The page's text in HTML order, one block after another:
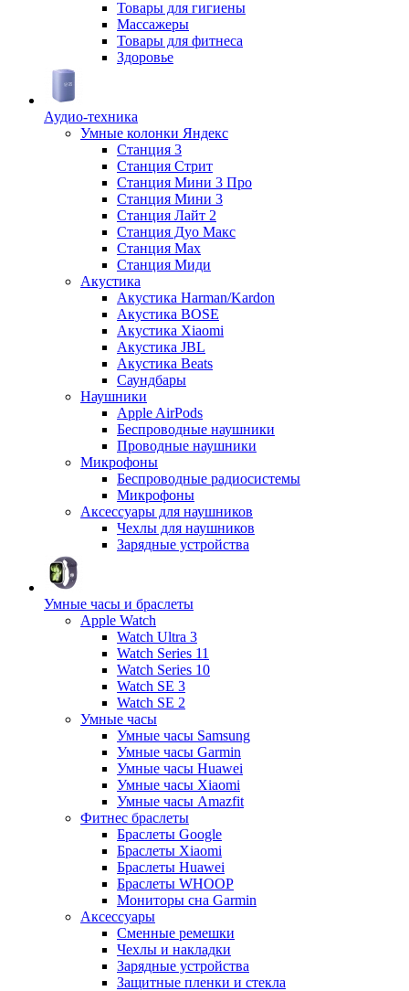
Товары для гигиены
Массажеры
Товары для фитнеса
Здоровье
Аудио-техника
Умные колонки Яндекс
Станция 3
Станция Стрит
Станция Мини 3 Про
Станция Мини 3
Станция Лайт 2
Станция Дуо Макс
Станция Max
Станция Миди
Акустика
Акустика Harman/Kardon
Акустика BOSE
Акустика Xiaomi
Акустика JBL
Акустика Beats
Саундбары
Наушники
Apple AirPods
Беспроводные наушники
Проводные наушники
Микрофоны
Беспроводные радиосистемы
Микрофоны
Аксессуары для наушников
Чехлы для наушников
Зарядные устройства
Умные часы и браслеты
Apple Watch
Watch Ultra 3
Watch Series 11
Watch Series 10
Watch SE 3
Watch SE 2
Умные часы
Умные часы Samsung
Умные часы Garmin
Умные часы Huawei
Умные часы Xiaomi
Умные часы Amazfit
Фитнес браслеты
Браслеты Google
Браслеты Xiaomi
Браслеты Huawei
Браслеты WHOOP
Мониторы сна Garmin
Аксессуары
Сменные ремешки
Чехлы и накладки
Зарядные устройства
Защитные пленки и стекла